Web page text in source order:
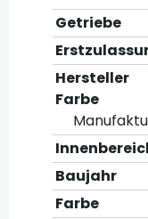
Getriebe
Hersteller
Farbe
Baujahr
Farbe